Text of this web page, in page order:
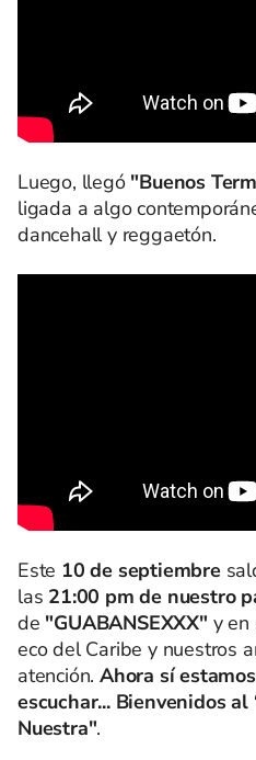
Luego, llegó "Buenos
ligada a algo
dancehall y reggaetón.
Este 10 de septiembre
las 21:00 pm de nuestro
de "GUABANSEXXX" y en
eco del Caribe y nuestros
atención.Ahora sí
escuchar... Bienvenidos al
Nuestra".